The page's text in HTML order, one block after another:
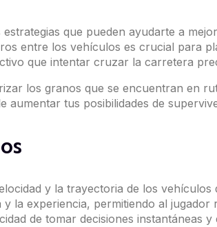
que pueden ayudarte a
entre los vehículos es crucial para
que intentar cruzar la carretera
los granos que se encuentran en
tus posibilidades de
y la trayectoria de los
la experiencia, permitiendo al
de tomar decisiones instantáneas